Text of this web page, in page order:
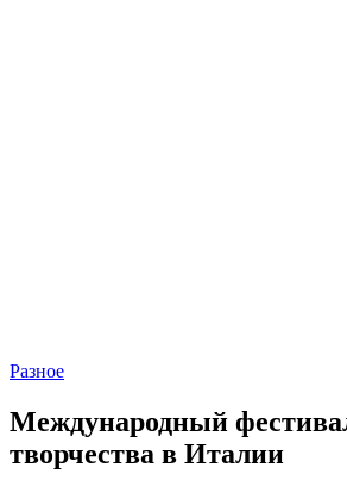
Разное
Международный
творчества в Италии